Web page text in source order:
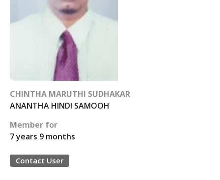
CHINTHA MARUTHI SUDHAKAR
ANANTHA HINDI SAMOOH
Member for
7 years 9 months
Contact User